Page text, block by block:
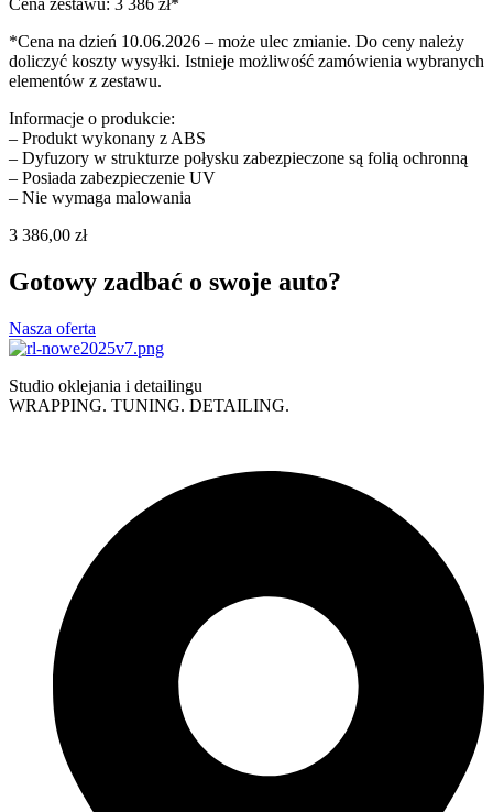
*Cena na dzień 10.06.2026 – może ulec zmianie. Do ceny należy
doliczyć koszty wysyłki. Istnieje możliwość zamówienia wybranych
elementów z zestawu.
Informacje o produkcie:
– Produkt wykonany z ABS
– Dyfuzory w strukturze połysku zabezpieczone są folią ochronną
– Posiada zabezpieczenie UV
– Nie wymaga malowania
3 386,00 zł
Gotowy zadbać o swoje auto?
Nasza oferta
Studio oklejania i detailingu
WRAPPING. TUNING. DETAILING.